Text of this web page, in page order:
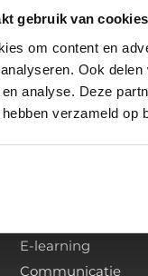
gebruik van cookies
om content en
Ook
analyse. Deze
verzameld op
E-learning
Communicatie